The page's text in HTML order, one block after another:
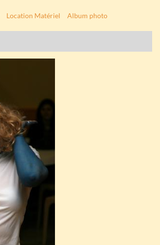
Location Matériel Album photo